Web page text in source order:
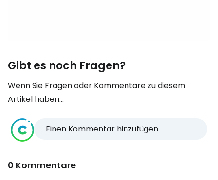
Gibt es noch Fragen?
Wenn Sie Fragen oder Kommentare zu diesem
Artikel haben...
Einen Kommentar hinzufügen...
0 Kommentare